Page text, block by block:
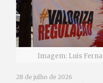
Imagem: Luis
28 de julho de 2026